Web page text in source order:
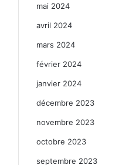
mai 2024
avril 2024
mars 2024
février 2024
janvier 2024
décembre 2023
novembre 2023
octobre 2023
septembre 2023